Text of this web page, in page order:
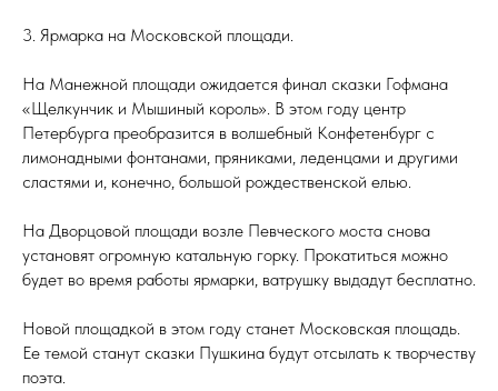
3. Ярмарка на Московской площади.
На Манежной площади ожидается финал сказки Гофмана
«Щелкунчик и Мышиный король». В этом году центр
Петербурга преобразится в волшебный Конфетенбург с
лимонадными фонтанами, пряниками, леденцами и другими
сластями и, конечно, большой рождественской елью.
На Дворцовой площади возле Певческого моста снова
установят огромную катальную горку. Прокатиться можно
будет во время работы ярмарки, ватрушку выдадут бесплатно.
Новой площадкой в этом году станет Московская площадь.
Ее темой станут сказки Пушкина будут отсылать к творчеству
поэта.